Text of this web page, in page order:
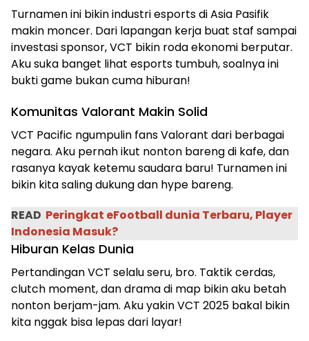
Turnamen ini bikin industri esports di Asia Pasifik
makin moncer. Dari lapangan kerja buat staf sampai
investasi sponsor, VCT bikin roda ekonomi berputar.
Aku suka banget lihat esports tumbuh, soalnya ini
bukti game bukan cuma hiburan!
Komunitas Valorant Makin Solid
VCT Pacific ngumpulin fans Valorant dari berbagai
negara. Aku pernah ikut nonton bareng di kafe, dan
rasanya kayak ketemu saudara baru! Turnamen ini
bikin kita saling dukung dan hype bareng.
READ Peringkat eFootball dunia Terbaru, Player
Indonesia Masuk?
Hiburan Kelas Dunia
Pertandingan VCT selalu seru, bro. Taktik cerdas,
clutch moment, dan drama di map bikin aku betah
nonton berjam-jam. Aku yakin VCT 2025 bakal bikin
kita nggak bisa lepas dari layar!